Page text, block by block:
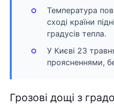
Температура
сході країни
градусів тепла.
У Києві 23
проясненнями,
Грозові дощі з